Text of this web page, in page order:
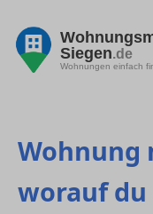
Siegen.de
Wohnungen einfach
Wohnung
worauf